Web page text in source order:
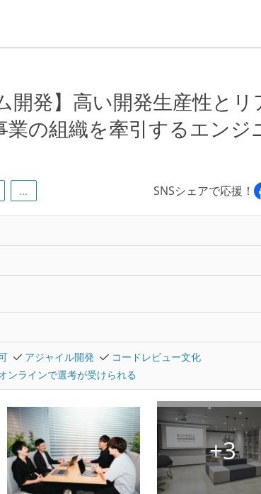
開発】高い開発生産性とリ
の組織を牽引するエンジ
... SNSシェアで応援！
アジャイル開発
コードレビュー文化
ンラインで選考が受けられる